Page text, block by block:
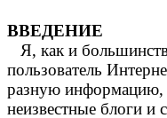
ВВЕДЕНИЕ
Я, как и
пользователь
разную информацию,
неизвестные блоги и